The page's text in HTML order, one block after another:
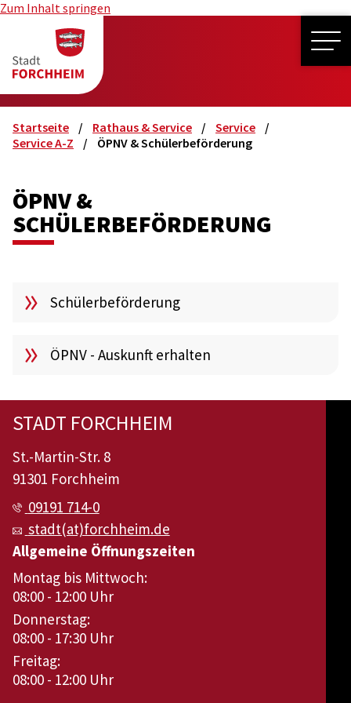
Zum Inhalt springen
Startseite Rathaus & Service
Service
Service A-Z
ÖPNV & Schülerbeförderung
ÖPNV &
SCHÜLERBEFÖRDERUNG
Schülerbeförderung
ÖPNV - Auskunft erhalten
STADT FORCHHEIM
St.-Martin-Str. 8
91301 Forchheim
09191 714-0
stadt(at)forchheim.de
Allgemeine Öffnungszeiten
Montag bis Mittwoch:
08:00 - 12:00 Uhr
Donnerstag:
08:00 - 17:30 Uhr
Freitag:
08:00 - 12:00 Uhr